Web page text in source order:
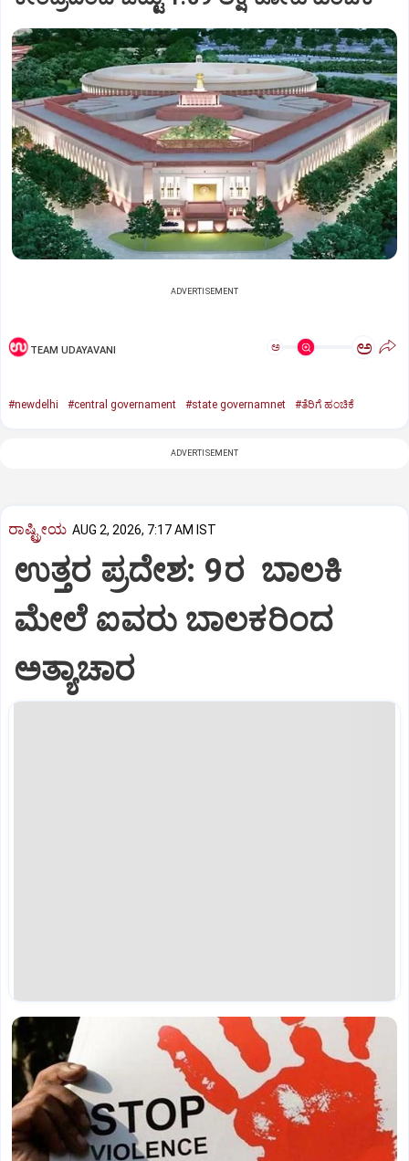
ADVERTISEMENT
TEAM UDAYAVANI ಅ ಅ
#newdelhi #central governament #state governamnet #ತೆರಿಗೆ ಹಂಚಿಕೆ
ADVERTISEMENT
ರಾಷ್ಟ್ರೀಯ AUG 2, 2026, 7:17 AM IST
ಉತ್ತರ ಪ್ರದೇಶ: 9ರ ಬಾಲಕಿ
ಮೇಲೆ ಐವರು ಬಾಲಕರಿಂದ
ಅತ್ಯಾಚಾರ